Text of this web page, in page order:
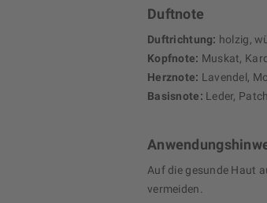
Duftnote
Duftrichtung: holzig,
Kopfnote: Muskat,
Herznote: Lavendel,
Basisnote: Leder,
Auf die gesunde Haut
vermeiden.